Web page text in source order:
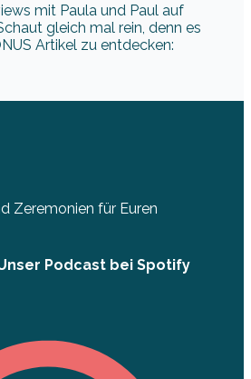
mit Paula und Paul auf
gleich mal rein, denn es
Artikel zu entdecken:
Zeremonien für Euren
Podcast bei Spotify